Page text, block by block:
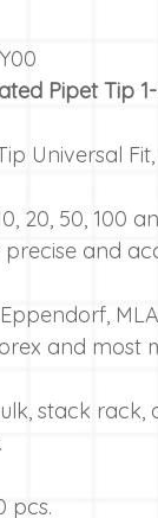
Pipet Tip
Universal
20, 50, 100
precise and
and most
stack
pcs.